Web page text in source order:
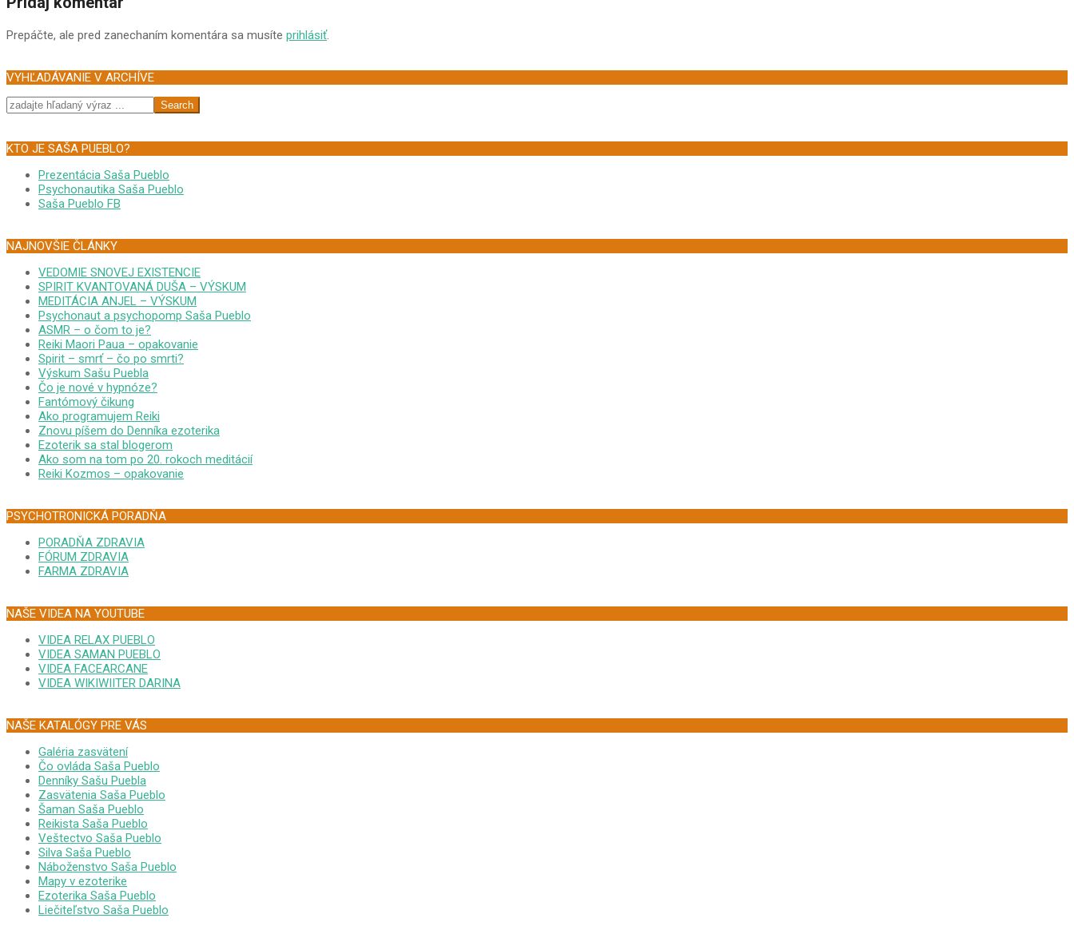
Prepáčte, ale pred zanechaním komentára sa musíte prihlásiť.
VYHĽADÁVANIE V ARCHÍVE
Search
KTO JE SAŠA PUEBLO?
Prezentácia Saša Pueblo
Psychonautika Saša Pueblo
Saša Pueblo FB
NAJNOVŠIE ČLÁNKY
VEDOMIE SNOVEJ EXISTENCIE
SPIRIT KVANTOVANÁ DUŠA – VÝSKUM
MEDITÁCIA ANJEL – VÝSKUM
Psychonaut a psychopomp Saša Pueblo
ASMR – o čom to je?
Reiki Maori Paua – opakovanie
Spirit – smrť – čo po smrti?
Výskum Sašu Puebla
Čo je nové v hypnóze?
Fantómový čikung
Ako programujem Reiki
Znovu píšem do Denníka ezoterika
Ezoterik sa stal blogerom
Ako som na tom po 20. rokoch meditácií
Reiki Kozmos – opakovanie
PSYCHOTRONICKÁ PORADŇA
PORADŇA ZDRAVIA
FÓRUM ZDRAVIA
FARMA ZDRAVIA
NAŠE VIDEA NA YOUTUBE
VIDEA RELAX PUEBLO
VIDEA SAMAN PUEBLO
VIDEA FACEARCANE
VIDEA WIKIWIITER DARINA
NAŠE KATALÓGY PRE VÁS
Galéria zasvätení
Čo ovláda Saša Pueblo
Denníky Sašu Puebla
Zasvätenia Saša Pueblo
Šaman Saša Pueblo
Reikista Saša Pueblo
Veštectvo Saša Pueblo
Silva Saša Pueblo
Náboženstvo Saša Pueblo
Mapy v ezoterike
Ezoterika Saša Pueblo
Liečiteľstvo Saša Pueblo